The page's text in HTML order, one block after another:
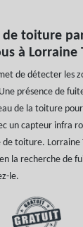
de toiture
à Lorraine
de détecter les
présence de
de la toiture
un capteur infra
toiture. Lorraine
la recherche de
le.